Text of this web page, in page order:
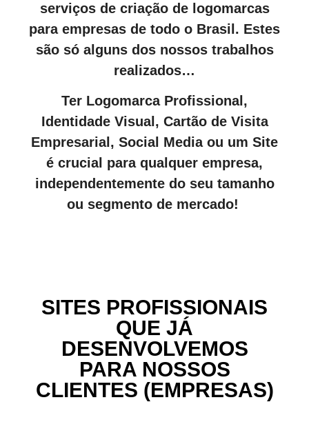
serviços de criação de logomarcas
para empresas de todo o Brasil. Estes
são só alguns dos nossos trabalhos
realizados…
Ter Logomarca Profissional,
Identidade Visual, Cartão de Visita
Empresarial, Social Media ou um Site
é crucial para qualquer empresa,
independentemente do seu tamanho
ou segmento de mercado!
SITES PROFISSIONAIS
QUE JÁ
DESENVOLVEMOS
PARA NOSSOS
CLIENTES (EMPRESAS)